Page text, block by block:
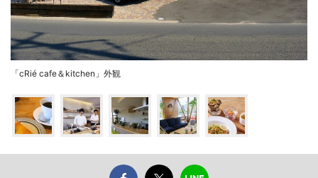
「cRié cafe＆kitchen」外観